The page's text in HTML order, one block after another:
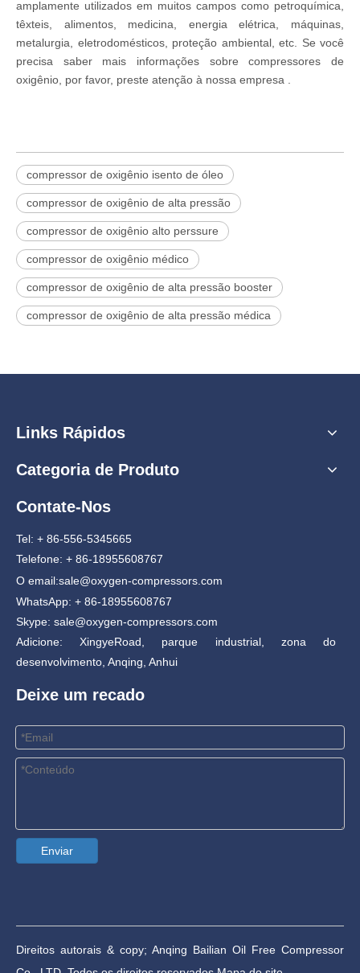
amplamente utilizados em muitos campos como petroquímica,
têxteis, alimentos, medicina, energia elétrica, máquinas,
metalurgia, eletrodomésticos, proteção ambiental, etc. Se você
precisa saber mais informações sobre compressores de
oxigênio, por favor, preste atenção à nossa empresa .
compressor de oxigênio isento de óleo
compressor de oxigênio de alta pressão
compressor de oxigênio alto perssure
compressor de oxigênio médico
compressor de oxigênio de alta pressão booster
compressor de oxigênio de alta pressão médica
Links Rápidos
Categoria de Produto
Contate-Nos
Tel: + 86-556-5345665
Telefone: + 86-18955608767
O email:sale@oxygen-compressors.com
WhatsApp: + 86-18955608767
Skype: sale@oxygen-compressors.com
Adicione: XingyeRoad, parque industrial, zona do
desenvolvimento, Anqing, Anhui
Deixe um recado
Enviar
Direitos autorais & copy; Anqing Bailian Oil Free Compressor